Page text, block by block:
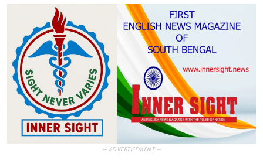
— ADVERTISEMENT —